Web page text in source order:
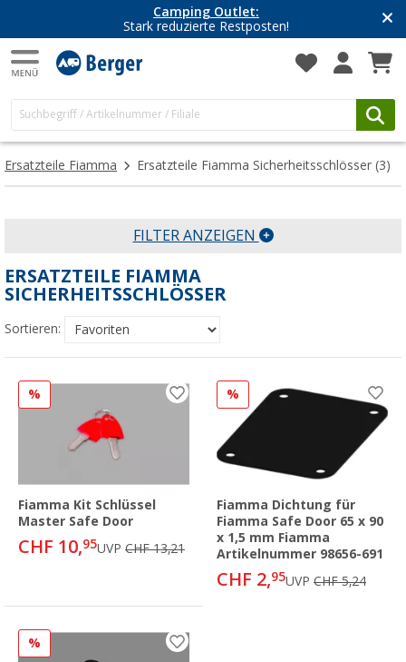
Camping Outlet:
Stark reduzierte Restposten!
Ersatzteile Fiamma Ersatzteile Fiamma Sicherheitsschlösser (3)
FILTER ANZEIGEN
ERSATZTEILE FIAMMA
SICHERHEITSSCHLÖSSER
Sortieren:
%
Fiamma Kit Schlüssel
Master Safe Door
CHF 10,95UVP CHF 13,21
%
Fiamma Dichtung für
Fiamma Safe Door 65 x 90
x 1,5 mm Fiamma
Artikelnummer 98656-691
CHF 2,95UVP CHF 5,24
%